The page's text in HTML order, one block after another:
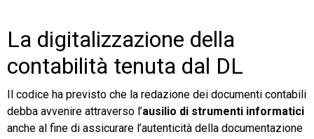
La digitalizzazione della
contabilità tenuta dal DL
Il codice ha previsto che la redazione dei documenti contabili
debba avvenire attraverso l’ausilio di strumenti informatici
anche al fine di assicurare l’autenticità della documentazione